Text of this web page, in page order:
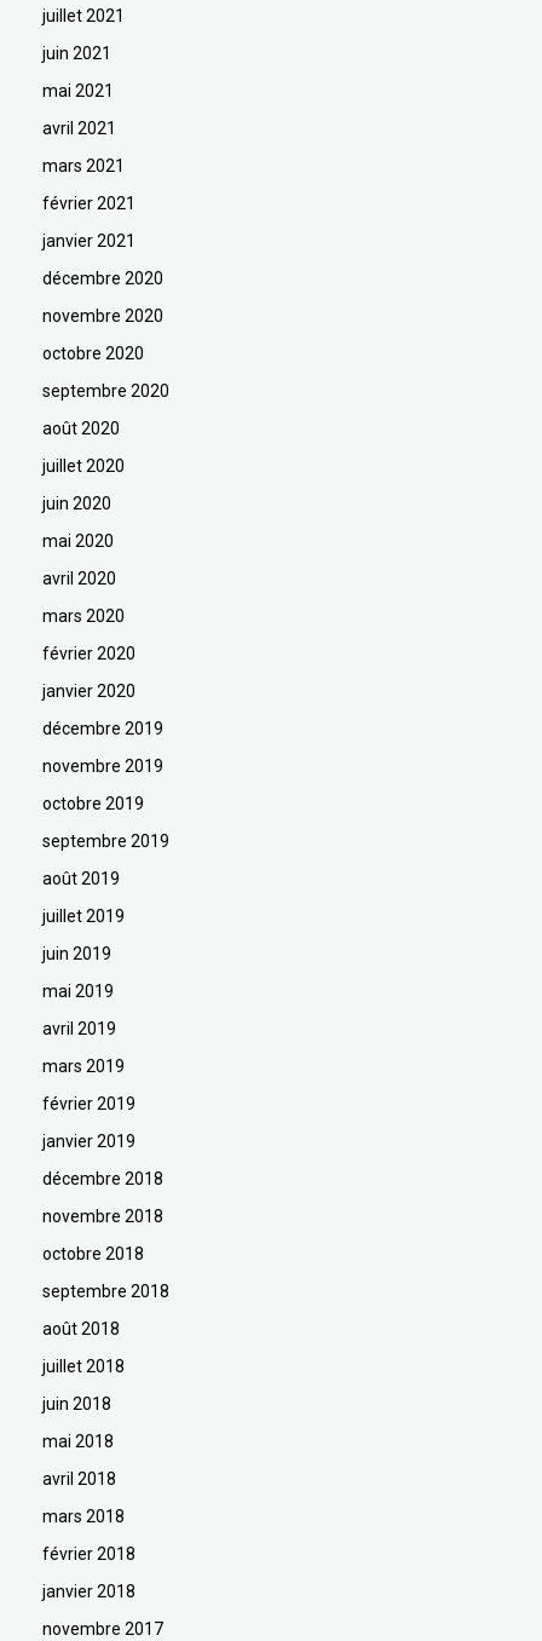
juillet 2021
juin 2021
mai 2021
avril 2021
mars 2021
février 2021
janvier 2021
décembre 2020
novembre 2020
octobre 2020
septembre 2020
août 2020
juillet 2020
juin 2020
mai 2020
avril 2020
mars 2020
février 2020
janvier 2020
décembre 2019
novembre 2019
octobre 2019
septembre 2019
août 2019
juillet 2019
juin 2019
mai 2019
avril 2019
mars 2019
février 2019
janvier 2019
décembre 2018
novembre 2018
octobre 2018
septembre 2018
août 2018
juillet 2018
juin 2018
mai 2018
avril 2018
mars 2018
février 2018
janvier 2018
novembre 2017